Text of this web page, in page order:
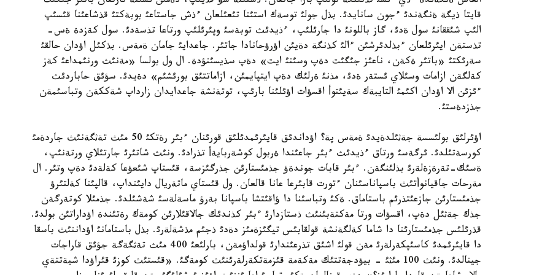
قايتا ذيگة ةنگةندئ ءجون سانايدئ. بذل جولئ توسةك استئنا تئعئلعان ءذش جاستاعئ بوبةكتئ قذشاعئنا قئسئپ
الئپ شئققانئ سول ةدئ، گاز باللونئ دا جارئلئپ، ءذيدئث توبةسئ وپئرئلئپ ورتاعا تذسةدئ. سول كةزدة ةس-
تذستةن ايئرئلعان ءبذلدئرشئن ءالئ كذنگة دةيئن اؤرؤحانادا جاتئر. جاعدايئ جامان ةمةس. بذكئل اؤدان حالقئ
سةرئكتئ «باتئر ةكةن، ناعئز جئگئت دةپ وسئنئ ايت» دةپ سذيسئنؤدة. ال ول بولسا «مةنئث ورنئمداعئ كةز
كةلگةن ازامات وسئلاي ئستةر ةدئ، مذنئ ةرلئك دةپ ايتپايمئن، ازاماتتئق بورئشئم» دةيدئ. سؤئق حاباردئث
ءئزئن الا اؤدان اكئمئ التايبةك سةيئتوأ اقسؤات اؤئلئنا بارئپ، توتةنشة جاعدايدان زارداپ شةككةن وتباسئمةن
جذزدةستئ.
اؤئرلئق بولئسسة جةثئلدةيدئ ةمةس پة؟ اؤداندئق قايئرئمدئلئق قورئنان ءبئر رةتكئ 50 مئث تةثگةنئث جاردةمئ
كورسةتئلدئ. ئرگةسئ ورتاق ءذيدئث ءبئر جاعئندا ةربول كوشةربايةأ تذرادئ. ونئث شاتئرئ جارتئلاي ورتةنئپ،
ةسئك-تةرةزةلةرئ بذلئنگةن. ءبئر قابات جوندةؤ جذمئستارئن جذرگئزسة، قئستاپ شئعؤعا كةلةدئ دةپ وتئر. ال
مةرحات جاقيانوأتئث باسپاناسئنان ءتورت قابئرعا عانا قالعان. ول قئستاي ماتةريال دايئنداپ، قالپئنا كةلتئرؤ
جذمئستارئن جازعئتذرئم باستاماق. ةكئ وتباسئنا دا ؤاقئتشا باسپانا بةرؤ ماسةلةسئ شةشئلدئ. جذمئلا كوتةرگةن
جذك جةثئل دةپ، اقسؤات ورتا مةكتةبئنئث ذستازدارئ ءبئر كذندئك جالاقئلارئن كومةك رةتئندة اؤداراتئن بولدئ.
قذرئلئس جذمئستارئنا دا شاما كةلگةنشة قولقابئس تيگئزةمئز دةدئ ذجئم مذشةلةرئ. بذل باستامانئ اؤداننئث باسقا
دا قايئرئمدئ كاسئپكةرلةرئ مةن قولئ اشئق تذرعئندارئ قولداؤمةن، بارلئعئ 400 مئث تةثگةگة جؤئق قاراجات
جينالدئ. ونئث 100 مئثئ - بيؤدجةتتئك مةكةمة قئزمةتكةرلةرئنئث كومةگئ. «قئستئث كوزئ قئراؤدا شيةتتةي